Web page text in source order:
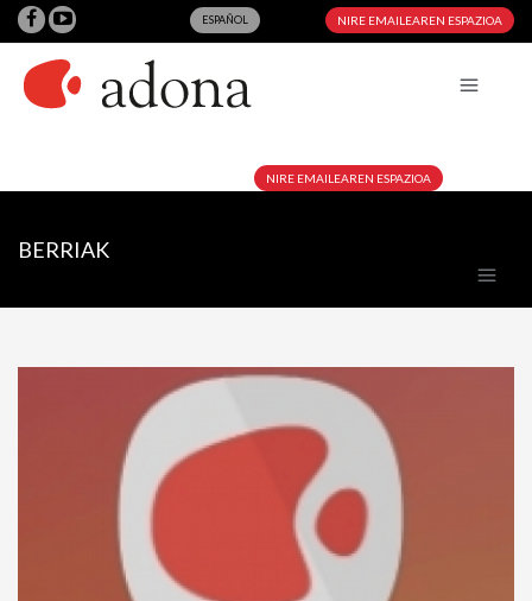
ESPAÑOL NIRE EMAILEAREN ESPAZIOA
NIRE EMAILEAREN ESPAZIOA
BERRIAK